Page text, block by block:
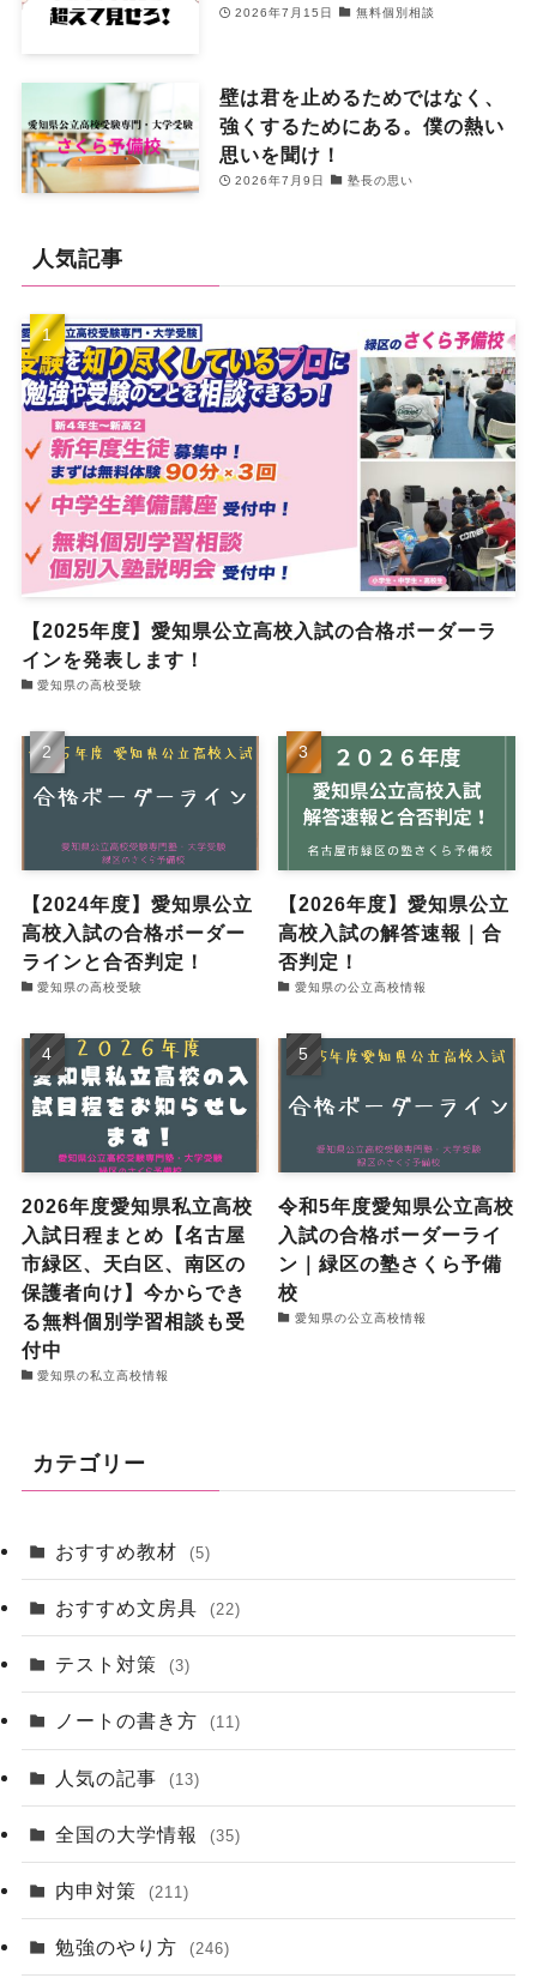
2026年7月15日 無料個別相談
壁は君を止めるためではなく、
強くするためにある。僕の熱い
思いを聞け！
2026年7月9日 塾長の思い
人気記事
【2025年度】愛知県公立高校入試の合格ボーダーラ
インを発表します！
愛知県の高校受験
【2024年度】愛知県公立
高校入試の合格ボーダー
ラインと合否判定！
愛知県の高校受験
【2026年度】愛知県公立
高校入試の解答速報｜合
否判定！
愛知県の公立高校情報
2026年度愛知県私立高校
入試日程まとめ【名古屋
市緑区、天白区、南区の
保護者向け】今からでき
る無料個別学習相談も受
付中
愛知県の私立高校情報
令和5年度愛知県公立高校
入試の合格ボーダーライ
ン｜緑区の塾さくら予備
校
愛知県の公立高校情報
カテゴリー
おすすめ教材 (5)
おすすめ文房具 (22)
テスト対策 (3)
ノートの書き方 (11)
人気の記事 (13)
全国の大学情報 (35)
内申対策 (211)
勉強のやり方 (246)